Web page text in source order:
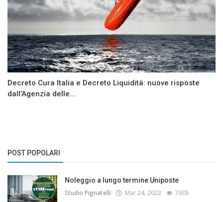
Decreto Cura Italia e Decreto Liquidità: nuove risposte
dall’Agenzia delle...
POST POPOLARI
Noleggio a lungo termine Uniposte
Studio Pignatelli Mar 24, 2022 7605